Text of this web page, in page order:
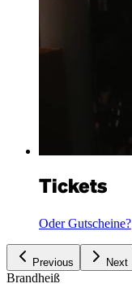
Tickets
Oder Gutscheine?
Previous Next
Brandheiß